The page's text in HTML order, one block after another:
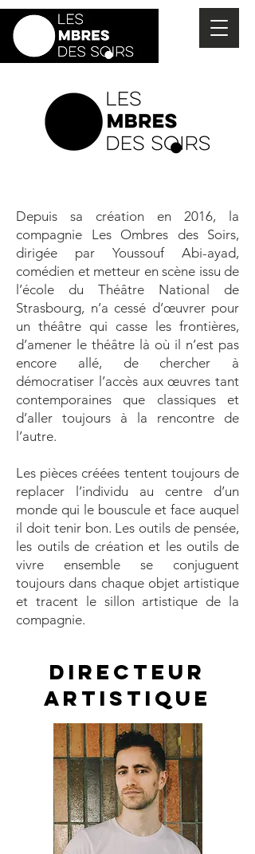
Depuis sa création en 2016, la
compagnie Les Ombres des Soirs,
dirigée par Youssouf Abi-ayad,
comédien et metteur en scène issu de
l’école du Théâtre National de
Strasbourg, n’a cessé d’œuvrer pour
un théâtre qui casse les frontières,
d’amener le théâtre là où il n’est pas
encore allé, de chercher à
démocratiser l’accès aux œuvres tant
contemporaines que classiques et
d’aller toujours à la rencontre de
l’autre.
Les pièces créées tentent toujours de
replacer l’individu au centre d’un
monde qui le bouscule et face auquel
il doit tenir bon. Les outils de pensée,
les outils de création et les outils de
vivre ensemble se conjuguent
toujours dans chaque objet artistique
et tracent le sillon artistique de la
compagnie.
Directeur
artistique